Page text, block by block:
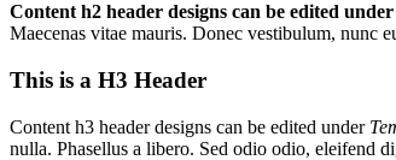
Content h2 header designs can be edited under
Maecenas vitae mauris. Donec vestibulum, nunc
This is a H3 Header
Content h3 header designs can be edited under
nulla. Phasellus a libero. Sed odio odio, eleifend